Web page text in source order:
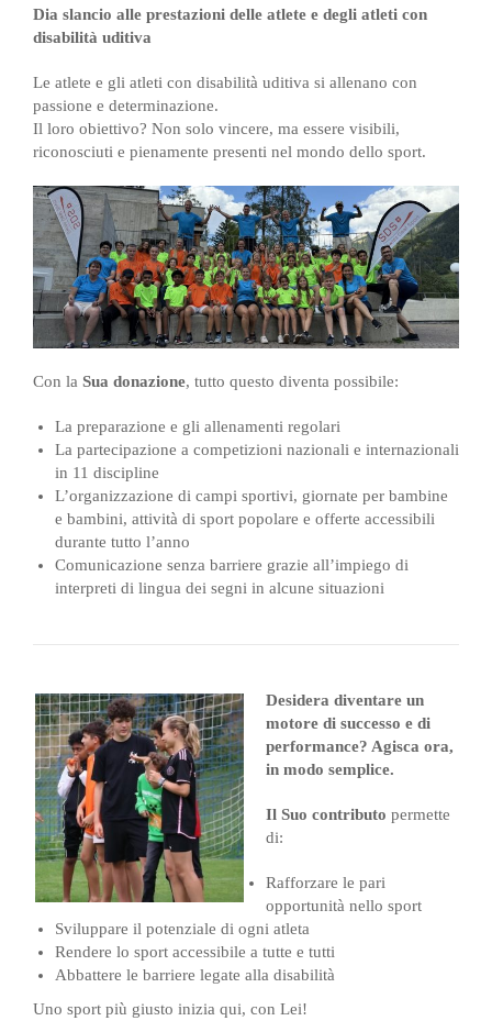
Dia slancio alle prestazioni delle atlete e degli atleti con
disabilità uditiva
Le atlete e gli atleti con disabilità uditiva si allenano con
passione e determinazione.
Il loro obiettivo? Non solo vincere, ma essere visibili,
riconosciuti e pienamente presenti nel mondo dello sport.
Con la Sua donazione, tutto questo diventa possibile:
La preparazione e gli allenamenti regolari
La partecipazione a competizioni nazionali e internazionali
in 11 discipline
L’organizzazione di campi sportivi, giornate per bambine
e bambini, attività di sport popolare e offerte accessibili
durante tutto l’anno
Comunicazione senza barriere grazie all’impiego di
interpreti di lingua dei segni in alcune situazioni
Desidera diventare un
motore di successo e di
performance? Agisca ora,
in modo semplice.
Il Suo contributo permette
di:
Rafforzare le pari
opportunità nello sport
Sviluppare il potenziale di ogni atleta
Rendere lo sport accessibile a tutte e tutti
Abbattere le barriere legate alla disabilità
Uno sport più giusto inizia qui, con Lei!